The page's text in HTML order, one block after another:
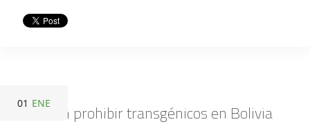
01 ENE
Quieren prohibir transgénicos en Bolivia